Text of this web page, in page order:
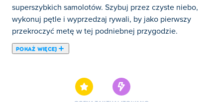
superszybkich samolotów. Szybuj przez czyste niebo,
wykonuj pętle i wyprzedzaj rywali, by jako pierwszy
przekroczyć metę w tej podniebnej przygodzie.
POKAŻ WIĘCEJ
Mad to gra symulacyjna myśliwca, w której sterujesz
samolotem i musisz rywalizować w wyścigu lub walce